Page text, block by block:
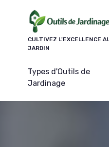
CULTIVEZ L'EXCELLENCE
JARDIN
Types d'Outils de
Jardinage